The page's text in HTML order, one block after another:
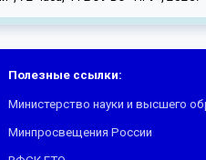
Полезные ссылки:
Министерство науки и высшего
Минпросвещения России